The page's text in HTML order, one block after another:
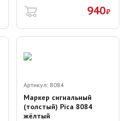
940₽
Артикул: 8084
Маркер сигнальный
(толстый) Pica 8084
жёлтый